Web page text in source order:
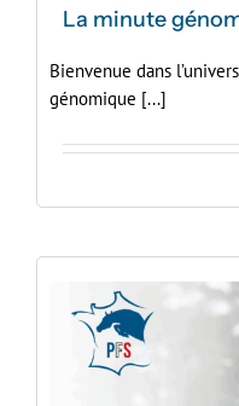
La minute
Bienvenue dans
génomique [...]